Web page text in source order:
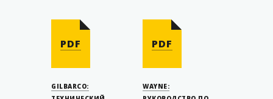
PDF
GILBARCO:
PDF
WAYNE: